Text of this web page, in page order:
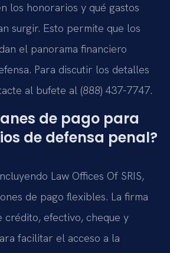
los honorarios y qué gastos
surgir. Esto permite que los
el panorama financiero
Para discutir los detalles
al bufete al (888) 437-7747.
de pago para
de defensa penal?
Law Offices Of SRIS,
de pago flexibles. La firma
crédito, efectivo, cheque y
facilitar el acceso a la